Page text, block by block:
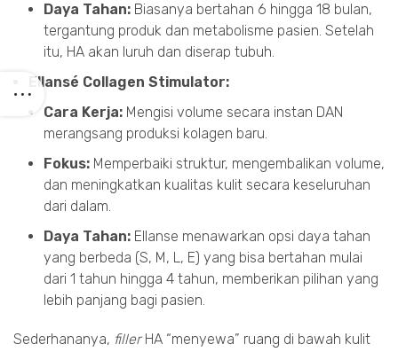
Daya Tahan: Biasanya bertahan 6 hingga 18 bulan,
tergantung produk dan metabolisme pasien. Setelah
itu, HA akan luruh dan diserap tubuh.
Ellansé Collagen Stimulator:
Cara Kerja: Mengisi volume secara instan DAN
merangsang produksi kolagen baru.
Fokus: Memperbaiki struktur, mengembalikan volume,
dan meningkatkan kualitas kulit secara keseluruhan
dari dalam.
Daya Tahan: Ellanse menawarkan opsi daya tahan
yang berbeda (S, M, L, E) yang bisa bertahan mulai
dari 1 tahun hingga 4 tahun, memberikan pilihan yang
lebih panjang bagi pasien.
Sederhananya, fillerHA “menyewa” ruang di bawah kulit